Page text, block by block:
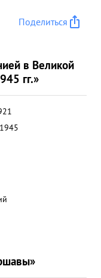
Поделиться
в Великой
гг.»